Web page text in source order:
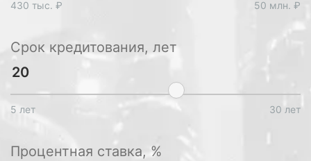
430 тыс. ₽ 50 млн. ₽
Срок кредитования, лет
5 лет 30 лет
Процентная ставка, %